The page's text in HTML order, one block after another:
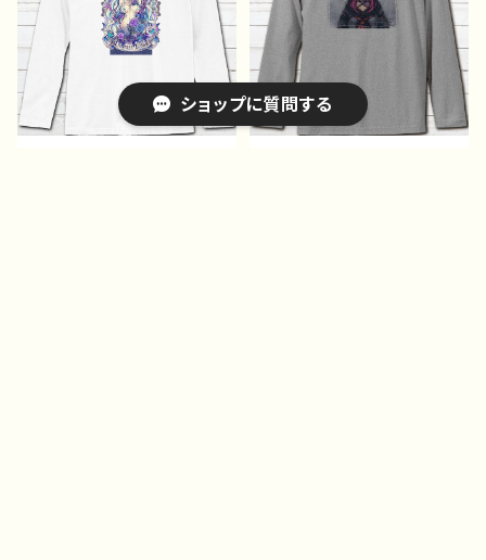
ャツ ロングTシャツ タイ
トル：【月蝕ざっか店】Choc
omint*Holic 作：白夜ゆ
う G-6
【月蝕ざっか店】Distress
Rose 作：白夜ゆう G-6
ショップに質問する